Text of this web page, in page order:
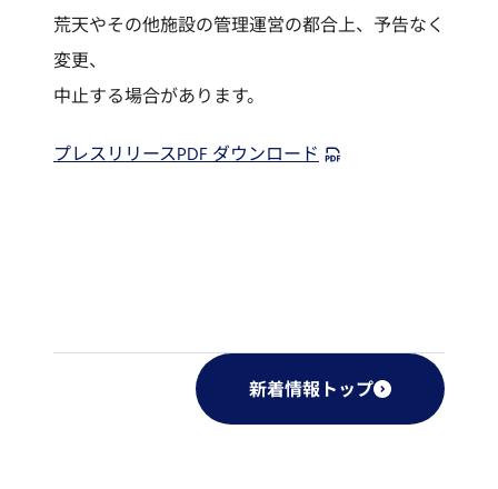
荒天やその他施設の管理運営の都合上、予告なく
変更、
中止する場合があります。
プレスリリースPDF ダウンロード
新着情報トップ